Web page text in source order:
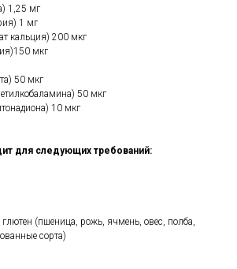
1,25 мг
1 мг
кальция) 200 мкг
мкг
50 мкг
50 мкг
10 мкг
для следующих требований:
(пшеница, рожь, ячмень, овес, полба,
сорта)